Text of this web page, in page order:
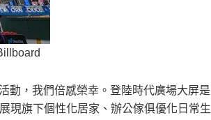
動，我們倍感榮幸。登陸時代廣場大屏是
現旗下個性化居家、辦公傢俱優化日常生